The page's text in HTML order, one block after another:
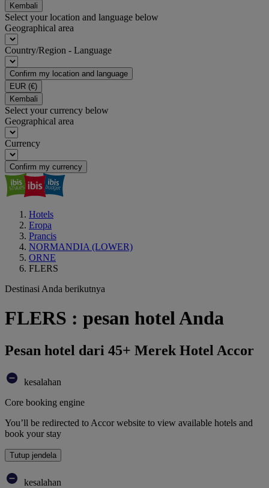
Kembali
Select your location and language below
Geographical area
Country/Region - Language
Confirm my location and language
EUR (€)
Kembali
Select your currency below
Geographical area
Currency
Confirm my currency
Hotels
Eropa
Prancis
NORMANDIA (LOWER)
ORNE
FLERS
Destinasi Anda berikutnya
FLERS : pesan hotel Anda
Pesan hotel dari 45+ Merek Hotel Accor
kesalahan
Core booking engine
You’ll be redirected to Accor website to view available hotels and
book your stay
Tutup jendela
kesalahan